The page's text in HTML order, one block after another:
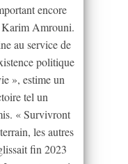
encore
Amrouni.
au service de
politique
», estime un
tel un
« Survivront
les autres
fin 2023